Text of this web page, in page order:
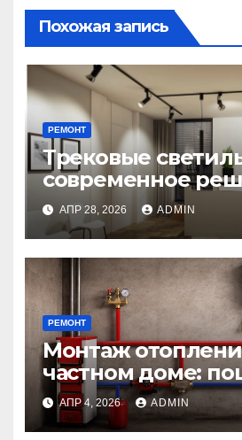
Похожая запись
РЕМОНТ
Трековые
современное
гибкого
интерьеров
АПР 28, 2026 ADMIN
РЕМОНТ
Монтаж
частном доме:
инструкция от
первого пуска
АПР 4, 2026 ADMIN